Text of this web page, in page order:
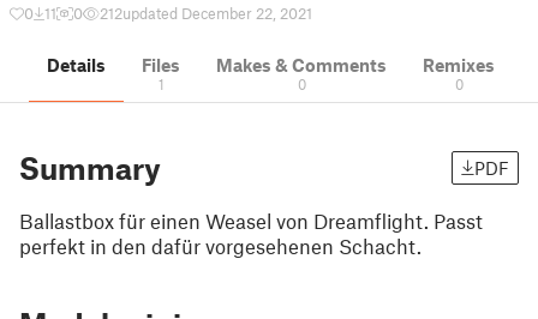
0 11 0 212updated December 22, 2021
Details Files
1
Makes & Comments
0
Remixes
0
Summary PDF
Ballastbox für einen Weasel von Dreamflight. Passt
perfekt in den dafür vorgesehenen Schacht.